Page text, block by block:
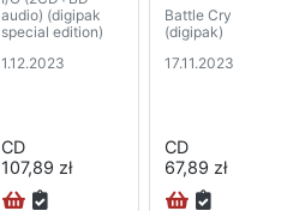
audio) (digipak
special edition)
1.12.2023
CD
107,89 zł
Battle Cry
(digipak)
17.11.2023
CD
67,89 zł